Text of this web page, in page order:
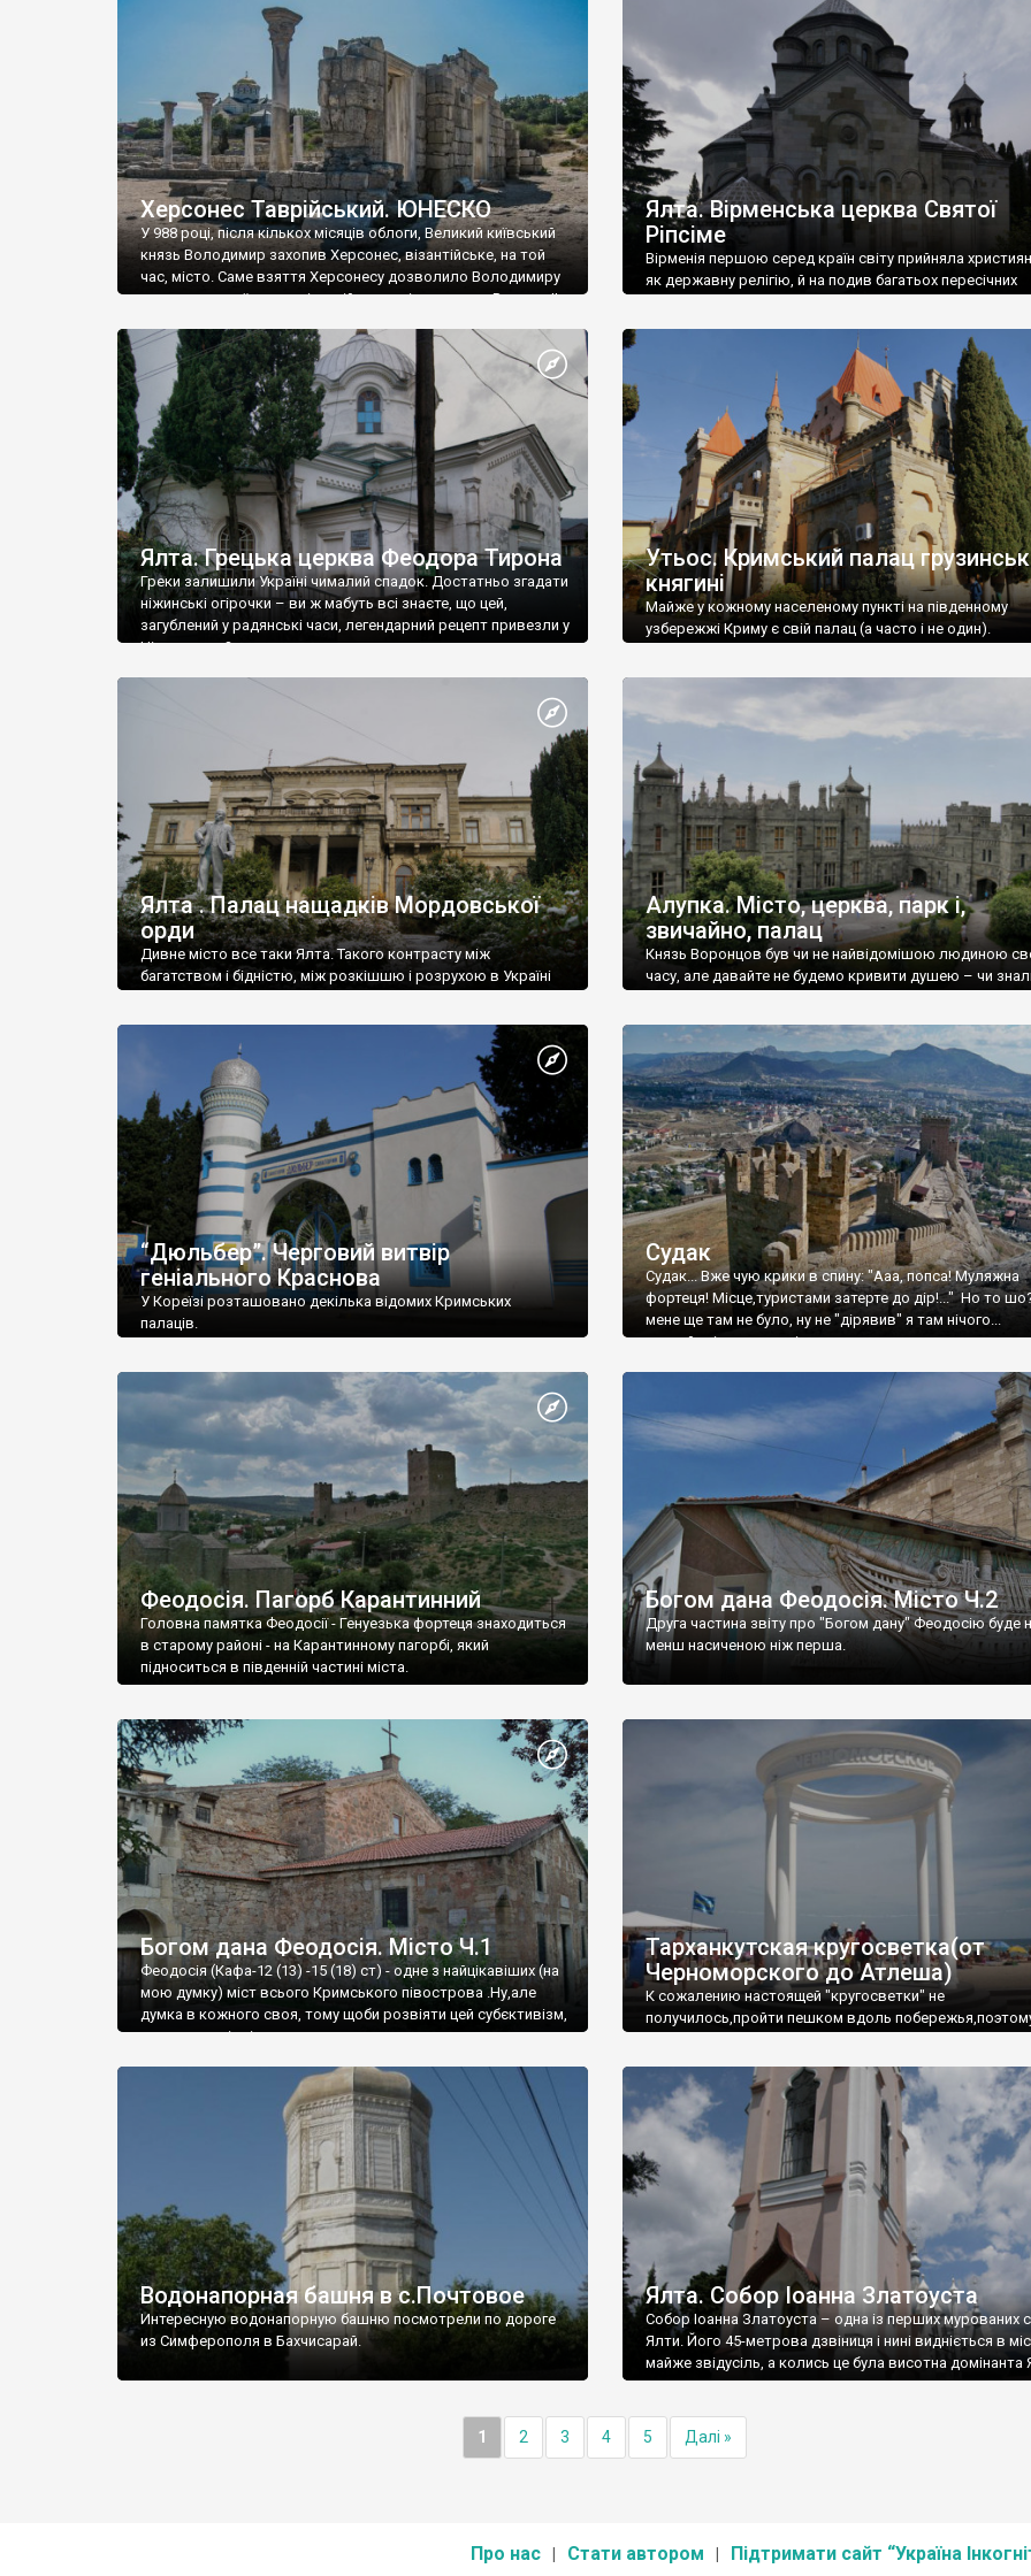
візантійської доби. Раритети викрадені з фондів об’єкту
культурної спадщини ЮНЕСКО «Херсонеса Таврійського».
Офіційно – на виставку «Золото Візантії», але експерти та
влада в Україні вважають це лише […]
називаються «повстяками» (postaki)…” “Вино. Крим
виробляє відмінне вино і його вдосталь: воно все
легке біле і дуже […]
Херсонес Таврійський. ЮНЕСКО
У 988 році, після кількох місяців облоги, Великий київський
князь Володимир захопив Херсонес, візантійське, на той
час, місто. Саме взяття Херсонесу дозволило Володимиру
диктувати свої умови візантійському імператору Василю ІІ,
Херсонесі Володимир-язичник, став Василем-
християнином. А потім було Хрещення Русі. На честь
Херсонесу Таврійського названо місто […]
Ялта. Вірменська церква Святої
Ріпсіме
Вірменія першою серед країн світу прийняла
як державну релігію, й на подив багатьох пересічних
Ялта. Грецька церква Феодора Тирона
Греки залишили Україні чималий спадок. Достатньо згадати
ніжинські огірочки – ви ж мабуть всі знаєте, що цей,
загублений у радянські часи, легендарний рецепт привезли у
Ніжин греки?
Утьос. Кримський палац
княгині
Майже у кожному населеному пункті на південному
узбережжі Криму є свій палац (а часто і не один).
Ялта . Палац нащадків Мордовської
орди
Дивне місто все таки Ялта. Такого контрасту між
багатством і бідністю, між розкішшю і розрухою в Україні
Алупка. Місто, церква, парк і,
звичайно, палац
Князь Воронцов був чи не найвідомішою людиною
часу, але давайте не будемо кривити душею – чи
“Дюльбер”. Черговий витвір
геніального Краснова
У Кореїзі розташовано декілька відомих Кримських
палаців.
Судак
Судак... Вже чую крики в спину: "Ааа, попса! Муляжна
фортеця! Місце,туристами затерте до дір!..." Но то
мене ще там не було, ну не "дірявив" я там нічого...
принаймні до цього літа.
Феодосія. Пагорб Карантинний
Головна памятка Феодосії - Генуезька фортеця знаходиться
в старому районі - на Карантинному пагорбі, який
підноситься в південній частині міста.
Богом дана Феодосія. Місто Ч.2
Друга частина звіту про "Богом дану" Феодосію буде
менш насиченою ніж перша.
Богом дана Феодосія. Місто Ч.1
Феодосія (Кафа-12 (13) -15 (18) ст) - одне з найцікавіших (на
мою думку) міст всього Кримського півострова .Ну,але
думка в кожного своя, тому щоби розвіяти цей субєктивізм,
запрошую відвідати це
Тарханкутская кругосветка(от
Черноморского до Атлеша)
К сожалению настоящей "кругосветки" не
получилось,пройти пешком вдоль
Водонапорная башня в с.Почтовое
Интересную водонапорную башню посмотрели по дороге
из Симферополя в Бахчисарай.
Ялта. Собор Іоанна Златоуста
Собор Іоанна Златоуста – одна із перших мурованих
Ялти. Його 45-метрова дзвіниця і нині видніється в
майже звідусіль, а колись це була висотна домінанта
1 2 3 4 5 Далі »
Про нас Стати автором Підтримати сайт “Україна